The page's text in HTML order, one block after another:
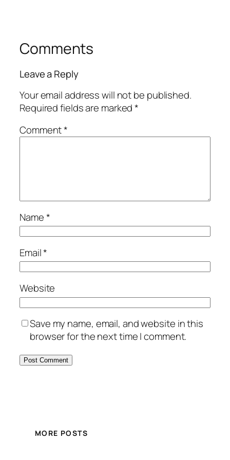
Comments
Leave a Reply
Your email address will not be published.
Required fields are marked*
Comment*
Name*
Email*
Website
Save my name, email, and website in this
browser for the next time I comment.
MORE POSTS